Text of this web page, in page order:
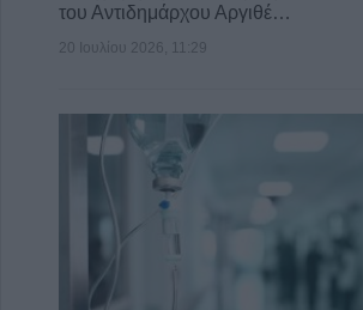
του Αντιδημάρχου Αργιθέ…
20 Ιουλίου 2026, 11:29